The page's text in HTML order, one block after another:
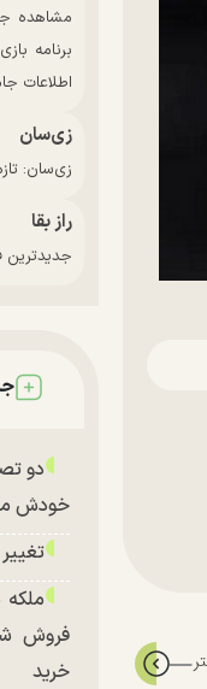
برنامه
اطلاعات
زی‌سان
زی‌سان:
راز بقا
جدیدترین
دو
خودش
فروش
خرید